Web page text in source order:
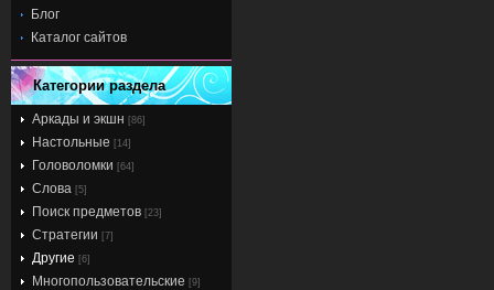
Блог
Каталог сайтов
Категории раздела
Аркады и экшн [86]
Настольные [14]
Головоломки [64]
Слова [5]
Поиск предметов [23]
Стратегии [7]
Другие [6]
Многопользовательские [9]